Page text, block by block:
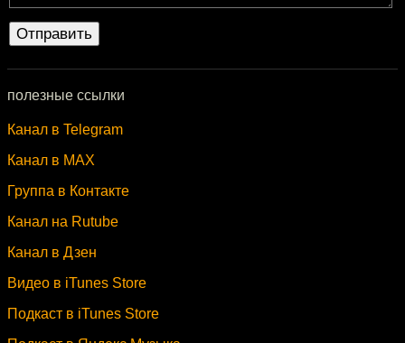
полезные ссылки
Канал в Telegram
Канал в MAX
Группа в Контакте
Канал на Rutube
Канал в Дзен
Видео в iTunes Store
Подкаст в iTunes Store